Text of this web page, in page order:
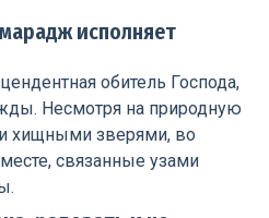
исполняет